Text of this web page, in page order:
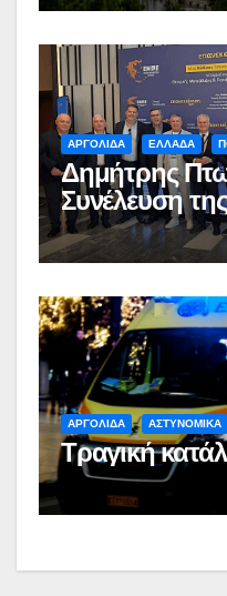
ΑΡΓΟΛΙΔΑ ΕΛΛΑΔΑ
Δημήτρης
Συνέλευση
ΑΡΓΟΛΙΔΑ ΑΣΤΥΝΟΜΙΚΑ
Τραγική